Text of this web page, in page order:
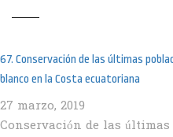
67. Conservación de las últimas
blanco en la Costa ecuatoriana
27 marzo, 2019
Conservación de las